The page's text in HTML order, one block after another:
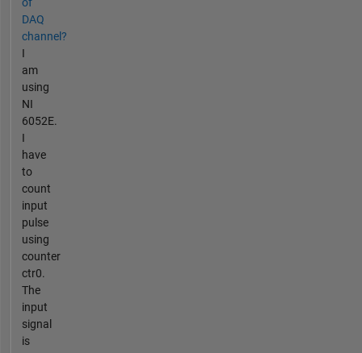
DAQ
channel?
I
am
using
NI
6052E.
I
have
to
count
input
pulse
using
counter
ctr0.
The
input
signal
is